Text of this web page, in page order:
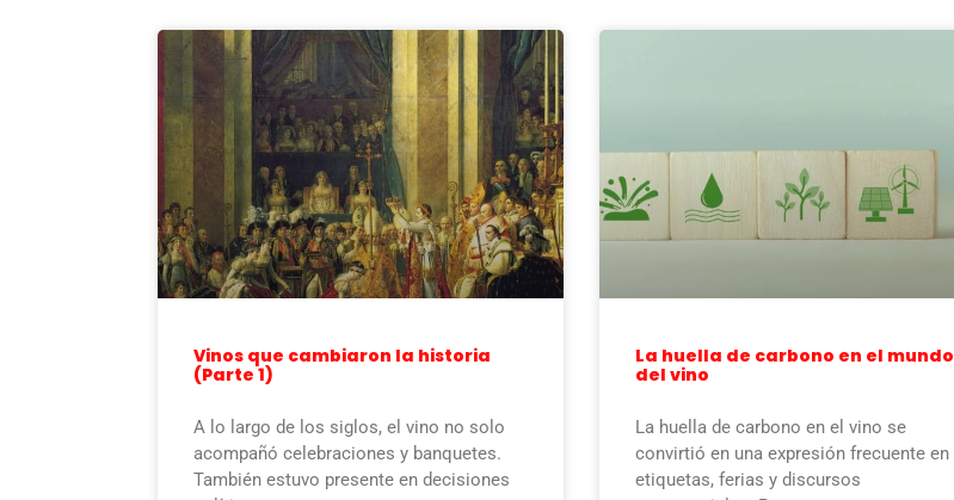
Vinos que cambiaron la historia
(Parte 1)
A lo largo de los siglos, el vino no solo
acompañó celebraciones y banquetes.
También estuvo presente en decisiones
La huella de carbono en el mundo
del vino
La huella de carbono en el vino se
convirtió en una expresión frecuente en
etiquetas, ferias y discursos